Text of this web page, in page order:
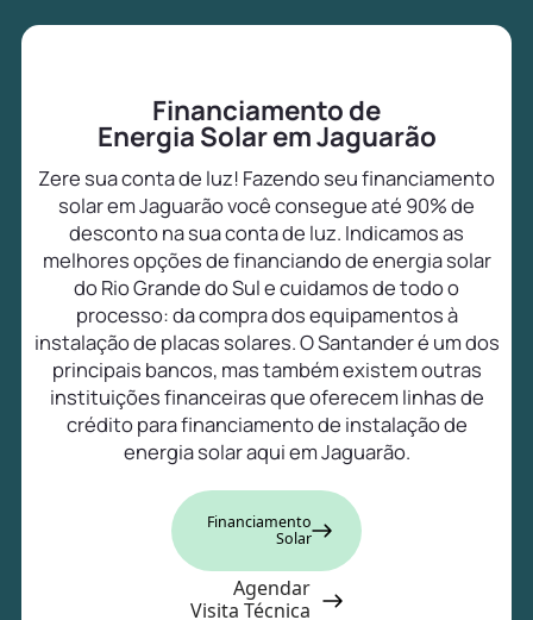
Financiamento de
Energia Solar em Jaguarão
Zere sua conta de luz! Fazendo seu financiamento
solar em Jaguarão você consegue até 90% de
desconto na sua conta de luz. Indicamos as
melhores opções de financiando de energia solar
do Rio Grande do Sul e cuidamos de todo o
processo: da compra dos equipamentos à
instalação de placas solares. O Santander é um dos
principais bancos, mas também existem outras
instituições financeiras que oferecem linhas de
crédito para financiamento de instalação de
energia solar aqui em Jaguarão.
Financiamento
Solar
Agendar
Visita Técnica